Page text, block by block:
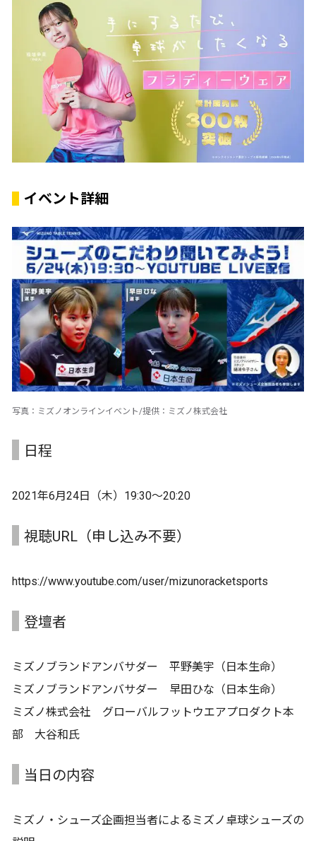
イベント詳細
写真：ミズノオンラインイベント/提供：ミズノ株式会社
日程
2021年6月24日（木）19:30～20:20
視聴URL（申し込み不要）
https://www.youtube.com/user/mizunoracketsports
登壇者
ミズノブランドアンバサダー 平野美宇（日本生命）
ミズノブランドアンバサダー 早田ひな（日本生命）
ミズノ株式会社 グローバルフットウエアプロダクト本
部 大谷和氏
当日の内容
ミズノ・シューズ企画担当者によるミズノ卓球シューズの